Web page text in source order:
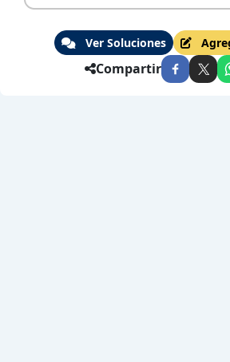
Ver Soluciones
Compartir